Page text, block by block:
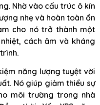
Nhờ vào cấu trúc ô kín
nhẹ và hoàn toàn ổn
cho nó trở thành một
cách âm và kháng
năng lượng tuyệt vời
Nó giúp giảm thiểu sự
môi trường trong nhà